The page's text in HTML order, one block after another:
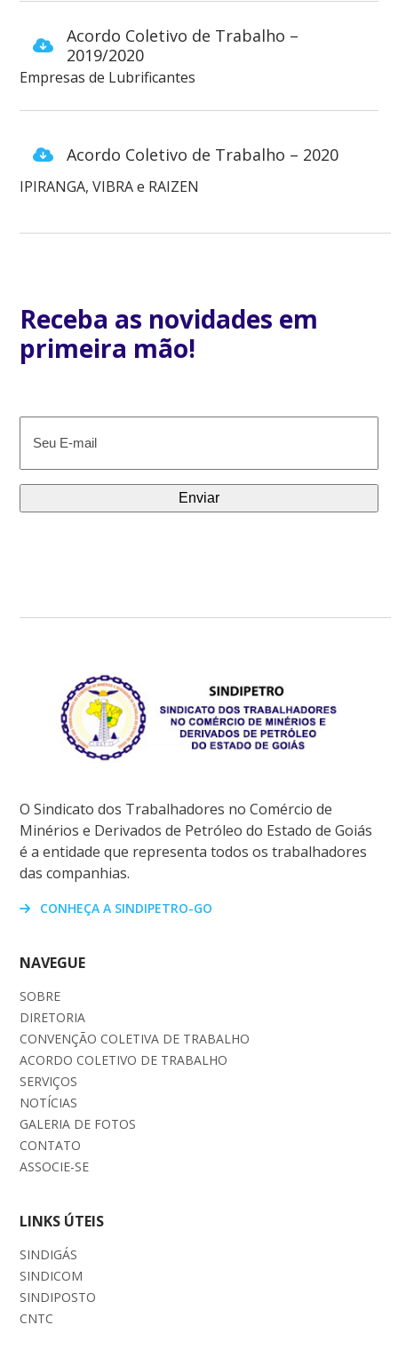
Acordo Coletivo de Trabalho –
2019/2020
Empresas de Lubrificantes
Acordo Coletivo de Trabalho – 2020
IPIRANGA, VIBRA e RAIZEN
Receba as novidades em
primeira mão!
mail
(obrigatório)
O Sindicato dos Trabalhadores no Comércio de
Minérios e Derivados de Petróleo do Estado de Goiás
é a entidade que representa todos os trabalhadores
das companhias.
CONHEÇA A SINDIPETRO-GO
NAVEGUE
SOBRE
DIRETORIA
CONVENÇÃO COLETIVA DE TRABALHO
ACORDO COLETIVO DE TRABALHO
SERVIÇOS
NOTÍCIAS
GALERIA DE FOTOS
CONTATO
ASSOCIE-SE
LINKS ÚTEIS
SINDIGÁS
SINDICOM
SINDIPOSTO
CNTC